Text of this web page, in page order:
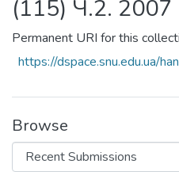
(115) Ч.2. 2007
Permanent URI for this
https://dspace.snu.edu.ua/
Browse